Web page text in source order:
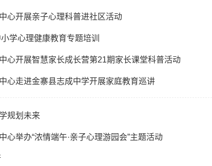
心开展亲子心理科普进社区活动
学心理健康教育专题培训
心开展智慧家长成长营第21期家长课堂科普活动
心走进金寨县志成中学开展家庭教育巡讲
规划未来
心举办“浓情端午·亲子心理游园会”主题活动